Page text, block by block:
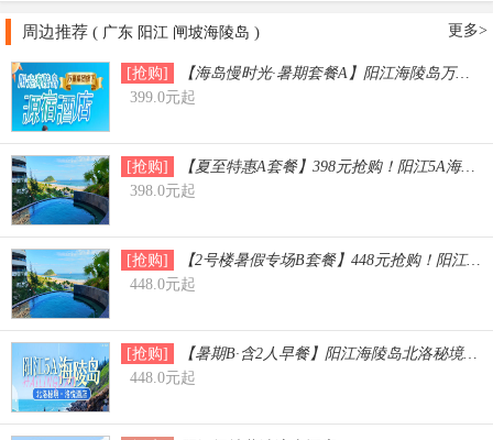
周边推荐 ( 广东 阳江 闸坡海陵岛 ) 更多>
[抢购]
【海岛慢时光·暑期套餐A】阳江海陵岛万豪
399.0元起
[抢购]
【夏至特惠A套餐】398元抢购！阳江5A海
398.0元起
[抢购]
【2号楼暑假专场B套餐】448元抢购！阳江
448.0元起
[抢购]
【暑期B·含2人早餐】阳江海陵岛北洛秘境
448.0元起